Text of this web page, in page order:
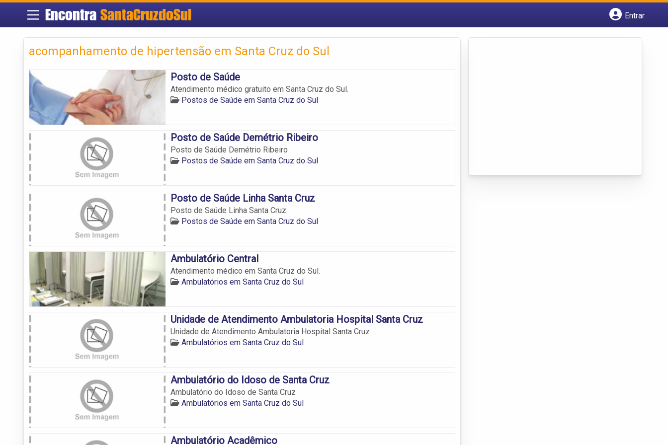
Encontra SantaCruzdoSul
Entrar
acompanhamento de hipertensão em Santa Cruz do Sul
Posto de Saúde
Atendimento médico gratuito em Santa Cruz do Sul.
Postos de Saúde em Santa Cruz do Sul
Posto de Saúde Demétrio Ribeiro
Posto de Saúde Demétrio Ribeiro
Postos de Saúde em Santa Cruz do Sul
Posto de Saúde Linha Santa Cruz
Posto de Saúde Linha Santa Cruz
Postos de Saúde em Santa Cruz do Sul
Ambulatório Central
Atendimento médico em Santa Cruz do Sul.
Ambulatórios em Santa Cruz do Sul
Unidade de Atendimento Ambulatoria Hospital Santa Cruz
Unidade de Atendimento Ambulatoria Hospital Santa Cruz
Ambulatórios em Santa Cruz do Sul
Ambulatório do Idoso de Santa Cruz
Ambulatório do Idoso de Santa Cruz
Ambulatórios em Santa Cruz do Sul
Ambulatório Acadêmico